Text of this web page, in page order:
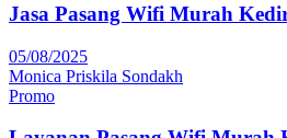
Jasa Pasang Wifi Murah
05/08/2025
Monica Priskila Sondakh
Promo